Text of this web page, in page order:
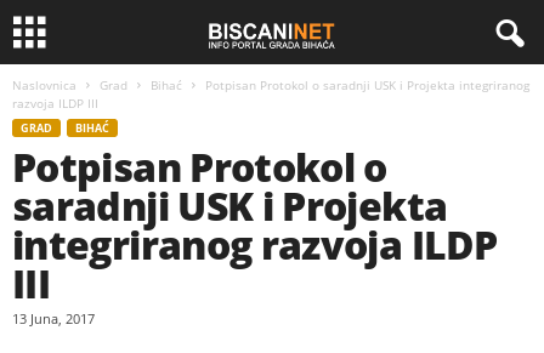
Naslovnica Grad Bihać
Potpisan Protokol o saradnji USK i Projekta integriranog
razvoja ILDP III
GRAD BIHAĆ
Potpisan Protokol o
saradnji USK i Projekta
integriranog razvoja ILDP
III
13 Juna, 2017